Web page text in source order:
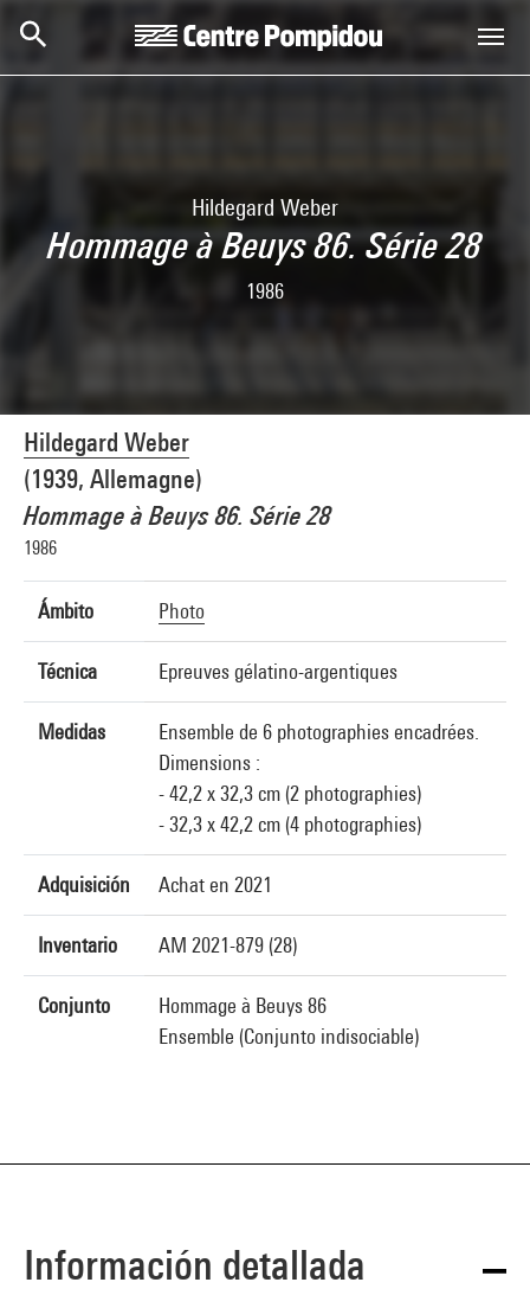
Hildegard Weber
Hommage à Beuys 86. Série 28
1986
Hildegard Weber
(1939, Allemagne)
Hommage à Beuys 86. Série 28
1986
Ámbito Photo
Técnica Epreuves gélatino-argentiques
Medidas
Ensemble de 6 photographies encadrées.
Dimensions :
- 42,2 x 32,3 cm (2 photographies)
- 32,3 x 42,2 cm (4 photographies)
Adquisición Achat en 2021
Inventario AM 2021-879 (28)
Conjunto
Hommage à Beuys 86
Ensemble (Conjunto indisociable)
Información detallada